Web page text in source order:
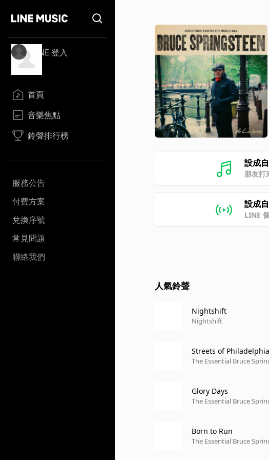
LINE 登入
首頁
音樂焦點
鈴聲排行榜
服務公告
付費方案
兌換序號
常見問題
聯絡我們
設成
朋友打
設成
LINE
人氣鈴聲
Nightshift
Nightshift
Streets of
The Essential Bruce
Glory Days
The Essential Bruce
Born to Run
The Essential Bruce